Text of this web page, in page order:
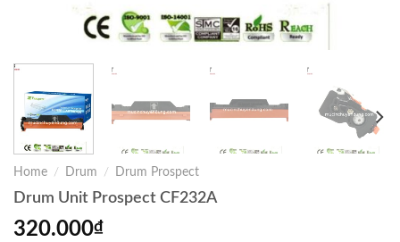
Home / Drum / Drum Prospect
Drum Unit Prospect CF232A
320.000₫